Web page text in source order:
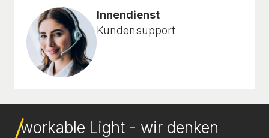
Innendienst
Kundensupport
workable Light - wir denken